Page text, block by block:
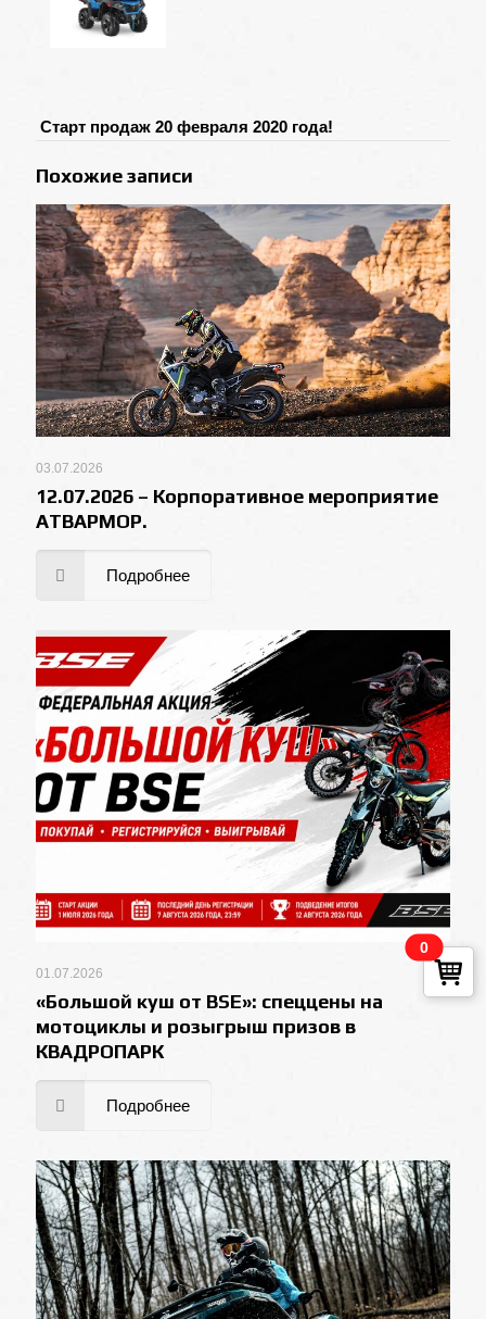
Старт продаж 20 февраля 2020 года!
Похожие записи
03.07.2026
12.07.2026 – Корпоративное мероприятие
АТВАРМОР.
Подробнее
01.07.2026
«Большой куш от BSE»: спеццены на
мотоциклы и розыгрыш призов в
КВАДРОПАРК
Подробнее
0